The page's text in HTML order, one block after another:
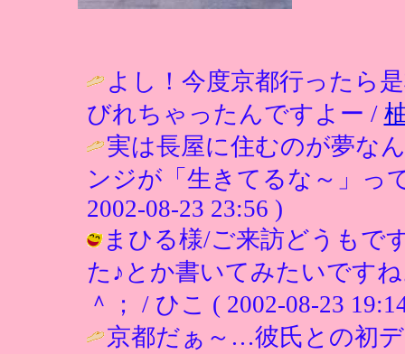
よし！今度京都行ったら
びれちゃったんですよー /
実は長屋に住むのが夢な
ンジが「生きてるな～」っ
2002-08-23 23:56 )
まひる様/ご来訪どうもで
た♪とか書いてみたいです
＾； / ひこ ( 2002-08-23
京都だぁ～…彼氏との初